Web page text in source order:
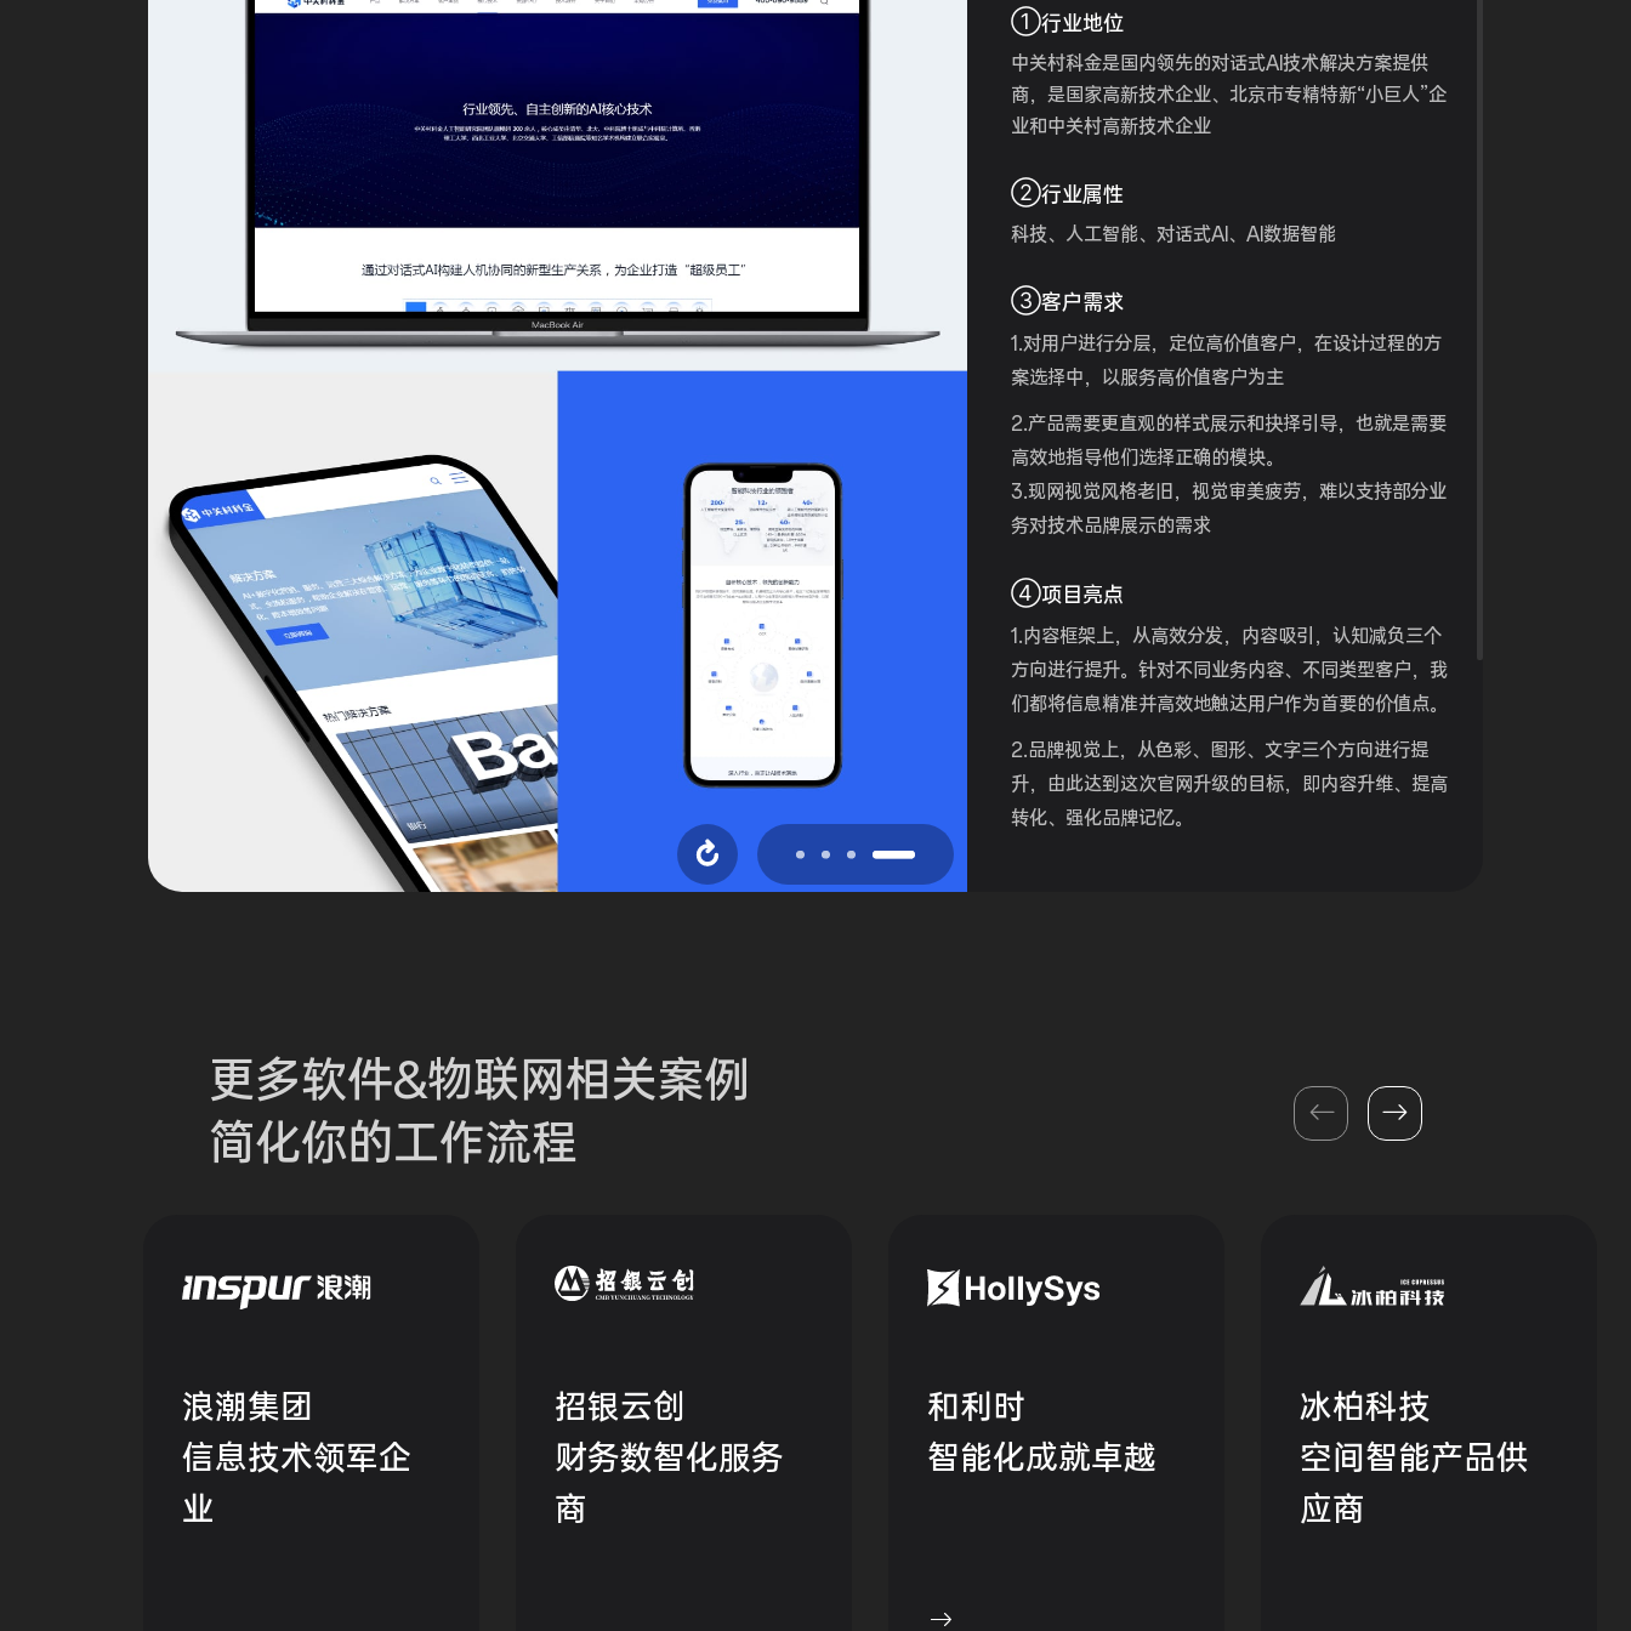
①行业地位
中关村科金是国内领先的对话式AI技术解决方案提供
商，是国家高新技术企业、北京市专精特新“小巨人”企
业和中关村高新技术企业
②行业属性
科技、人工智能、对话式AI、AI数据智能
③客户需求
1.对用户进行分层，定位高价值客户，在设计过程的方
案选择中，以服务高价值客户为主
2.产品需要更直观的样式展示和抉择引导，也就是需要
高效地指导他们选择正确的模块。
3.现网视觉风格老旧，视觉审美疲劳，难以支持部分业
务对技术品牌展示的需求
④项目亮点
1.内容框架上，从高效分发，内容吸引，认知减负三个
方向进行提升。针对不同业务内容、不同类型客户，我
们都将信息精准并高效地触达用户作为首要的价值点。
2.品牌视觉上，从色彩、图形、文字三个方向进行提
升，由此达到这次官网升级的目标，即内容升维、提高
转化、强化品牌记忆。
更多软件&物联网相关案例
简化你的工作流程
浪潮集团
信息技术领军企
业
招银云创
财务数智化服务
商
和利时
智能化成就卓越
冰柏科技
空间智能产品供
应商